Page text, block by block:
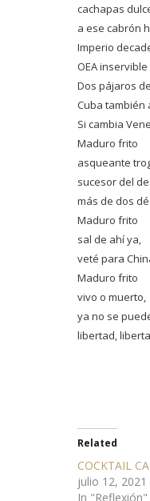
cachapas
a ese cabrón
Imperio
OEA
Dos pájaros
Cuba también
Si cambia
Maduro frito
asqueante
sucesor del
más de dos
Maduro frito
sal de ahí ya,
veté para
Maduro frito
vivo o muerto,
ya no se
libertad,
Related
COCKTAIL
julio 12, 2021
In "Reflexión"